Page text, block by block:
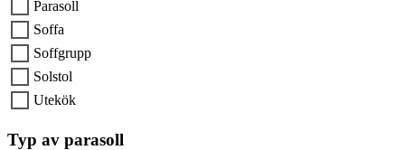
Parasoll
Soffa
Soffgrupp
Solstol
Utekök
Typ av parasoll